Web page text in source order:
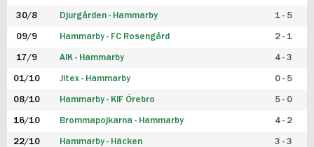
30/8 Djurgården - Hammarby 1 - 5
09/9 Hammarby - FC Rosengård 2 - 1
17/9 AIK - Hammarby 4 - 3
01/10 Jitex - Hammarby 0 - 5
08/10 Hammarby - KIF Örebro 5 - 0
16/10 Brommapojkarna - Hammarby 4 - 2
22/10 Hammarby - Häcken 3 - 3